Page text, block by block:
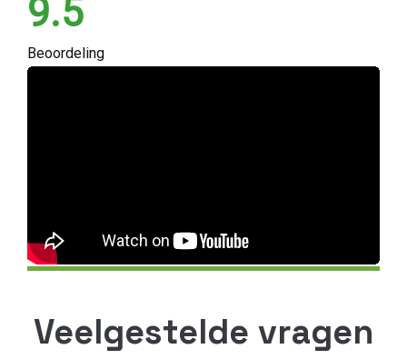
9.5
Beoordeling
Veelgestelde vragen